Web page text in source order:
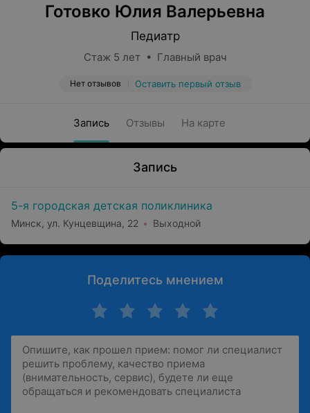
Готовко Юлия Валерьевна
Педиатр
Стаж 5 лет • Главный врач
Нет отзывов Оставить первый отзыв
Запись Отзывы На карте
Запись
5-я городская детская поликлиника
Минск, ул. Кунцевщина, 22 Выходной
Поделитесь мнением